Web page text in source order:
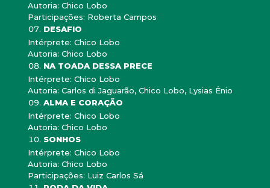
Autoria: Chico Lobo
Participações: Roberta Campos
DESAFIO
Intérprete: Chico Lobo
Autoria: Chico Lobo
NA TOADA DESSA PRECE
Intérprete: Chico Lobo
Autoria: Carlos di Jaguarão, Chico Lobo, Lysias Ênio
ALMA E CORAÇÃO
Intérprete: Chico Lobo
Autoria: Chico Lobo
SONHOS
Intérprete: Chico Lobo
Autoria: Chico Lobo
Participações: Luiz Carlos Sá